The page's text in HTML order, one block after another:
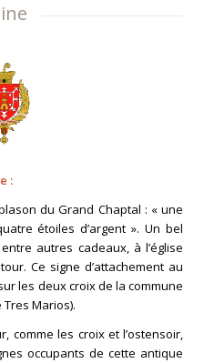
:
du Grand Chaptal : « une
étoiles d’argent ». Un bel
autres cadeaux, à l’église
Ce signe d’attachement au
les deux croix de la commune
Marios).
comme les croix et l’ostensoir,
occupants de cette antique